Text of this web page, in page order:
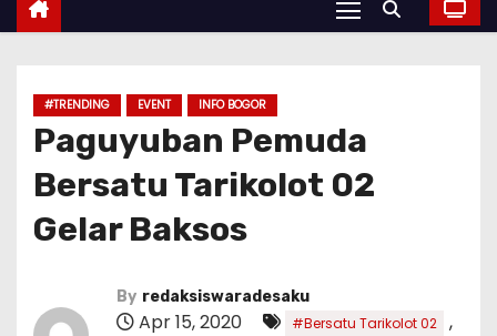
#TRENDING EVENT INFO BOGOR
Paguyuban Pemuda
Bersatu Tarikolot 02
Gelar Baksos
By redaksiswaradesaku
Apr 15, 2020 #Bersatu Tarikolot 02 ,